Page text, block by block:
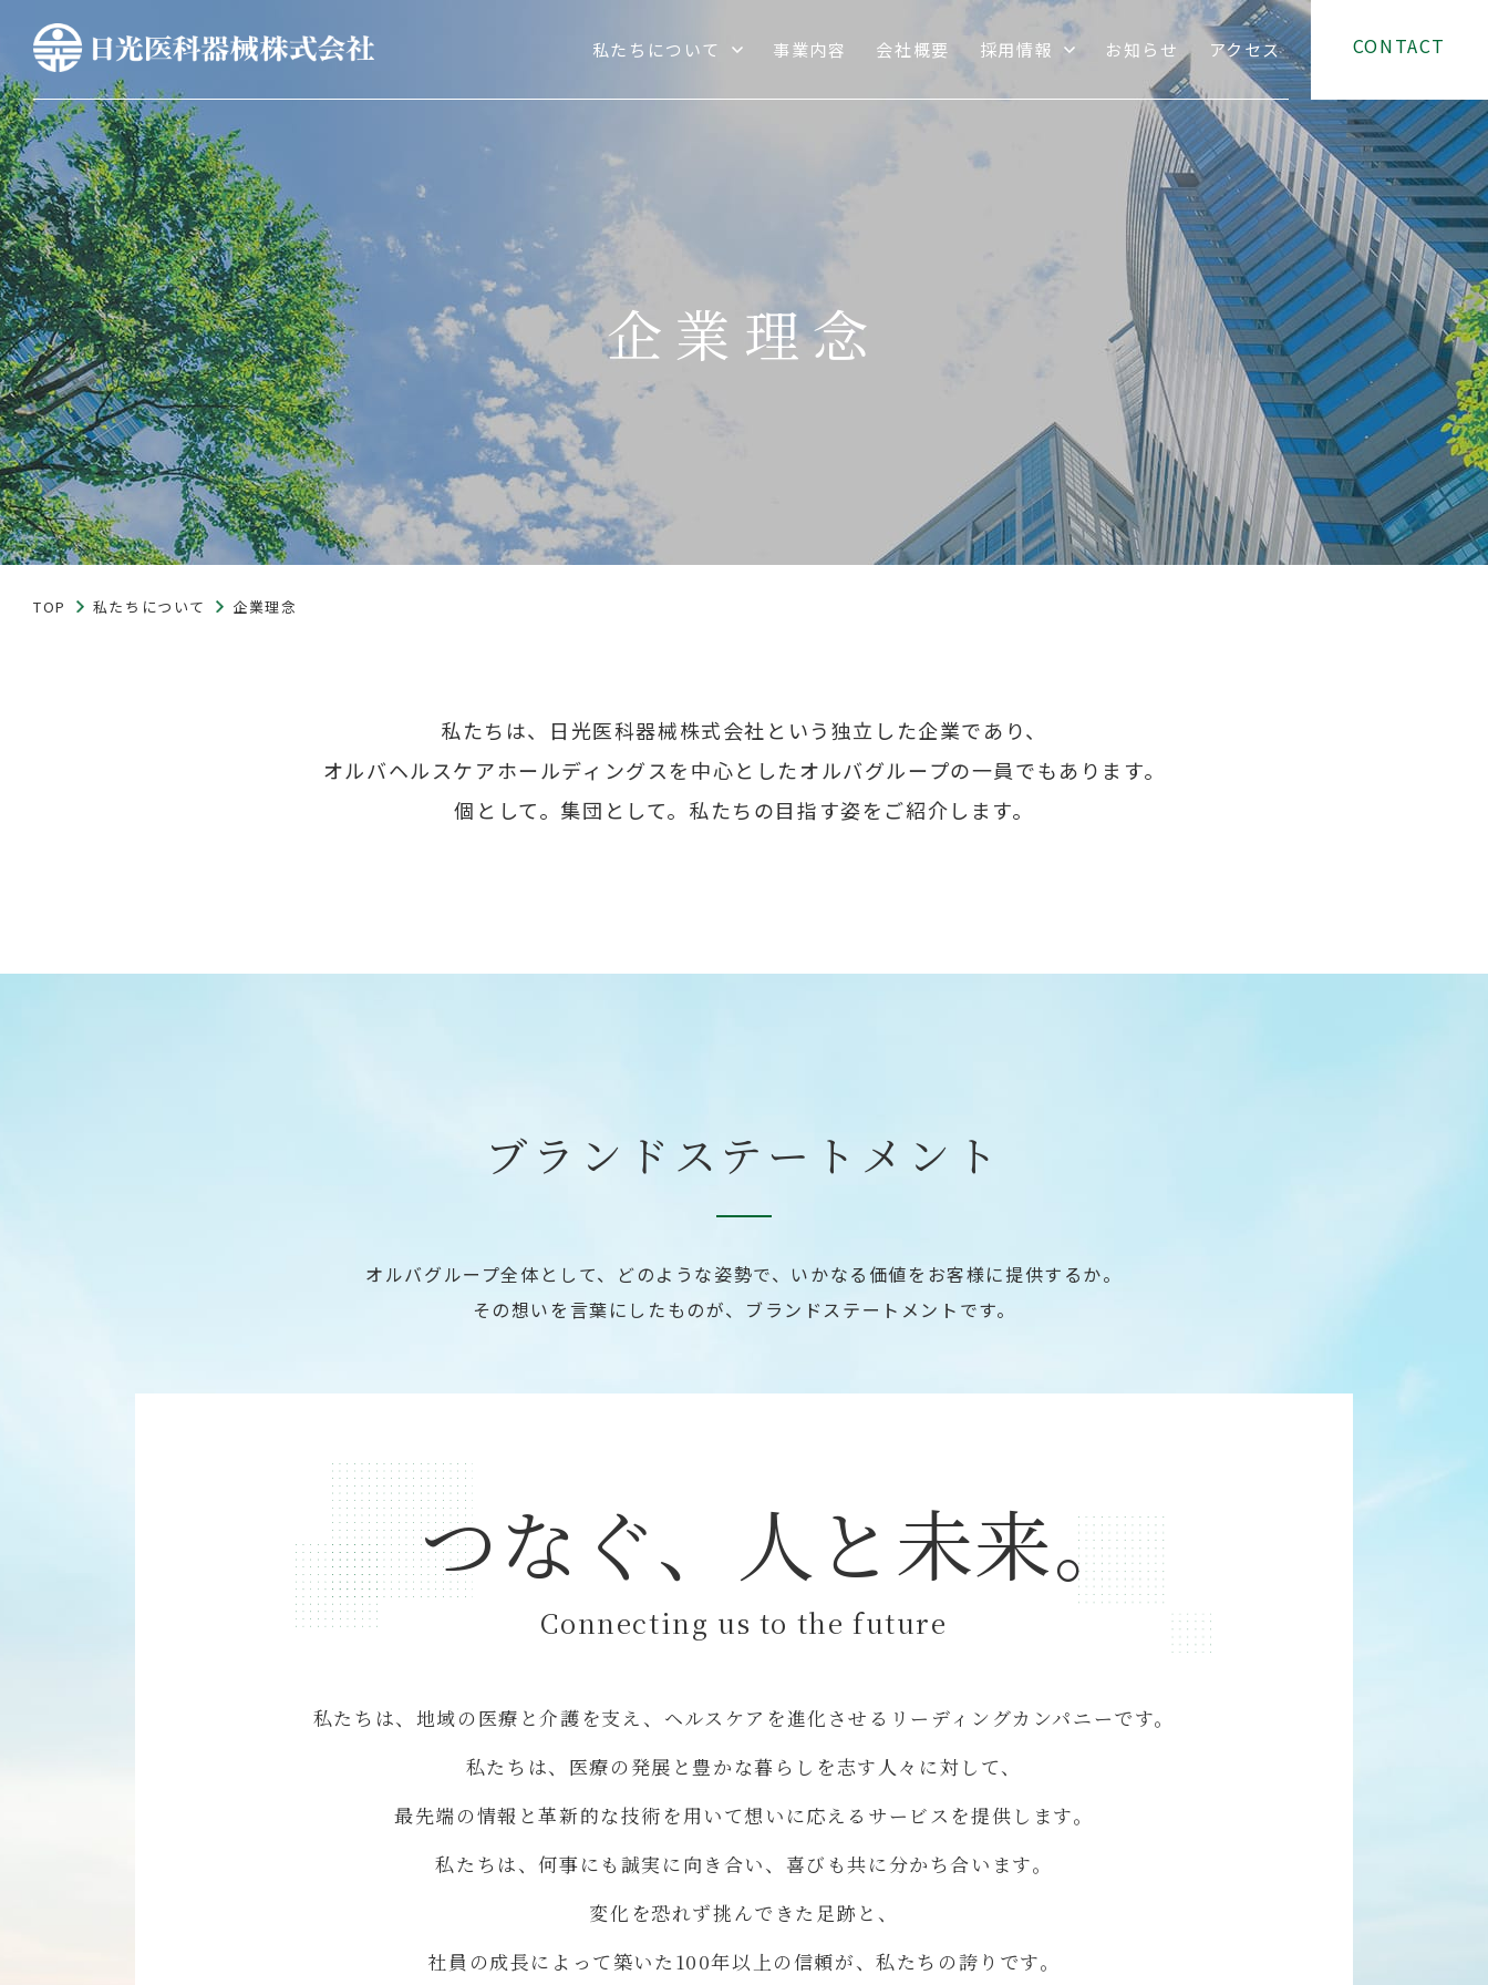
私たちについて 事業内容 会社概要 採用情報 お知らせ アクセス CONTACT
企業理念
TOP 私たちについて 企業理念
私たちは、日光医科器械株式会社という独立した企業であり、
オルバヘルスケアホールディングスを中心としたオルバグループの一員でもあります。
個として。集団として。私たちの目指す姿をご紹介します。
ブランドステートメント
オルバグループ全体として、どのような姿勢で、いかなる価値をお客様に提供するか。
その想いを言葉にしたものが、ブランドステートメントです。
つなぐ、人と未来。
Connecting us to the future
私たちは、地域の医療と介護を支え、ヘルスケアを進化させるリーディングカンパニーです。
私たちは、医療の発展と豊かな暮らしを志す人々に対して、
最先端の情報と革新的な技術を用いて想いに応えるサービスを提供します。
私たちは、何事にも誠実に向き合い、喜びも共に分かち合います。
変化を恐れず挑んできた足跡と、
社員の成長によって築いた100年以上の信頼が、私たちの誇りです。